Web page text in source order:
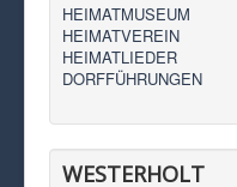
HEIMATMUSEUM
HEIMATVEREIN
HEIMATLIEDER
DORFFÜHRUNGEN
WESTERHOLT